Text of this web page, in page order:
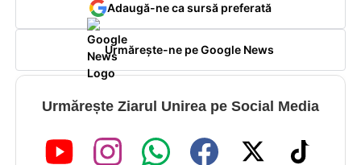
Adaugă-ne ca sursă preferată
Urmărește-ne pe Google News
Urmărește Ziarul Unirea pe Social Media